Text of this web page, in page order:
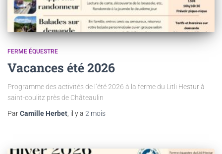
FERME ÉQUESTRE
Vacances été 2026
Programme des activités de l’été 2026 à la ferme du Litli Hestur à
saint-coulitz près de Châteaulin
ParCamille Herbet , il y a 2 mois